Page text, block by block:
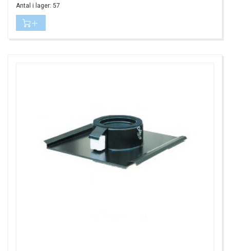
Antal i lager: 57